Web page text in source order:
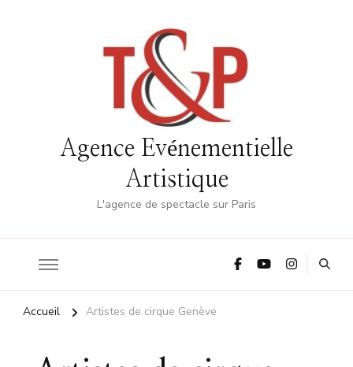
Agence Evénementielle
Artistique
L'agence de spectacle sur Paris
Accueil Artistes de cirque Genève